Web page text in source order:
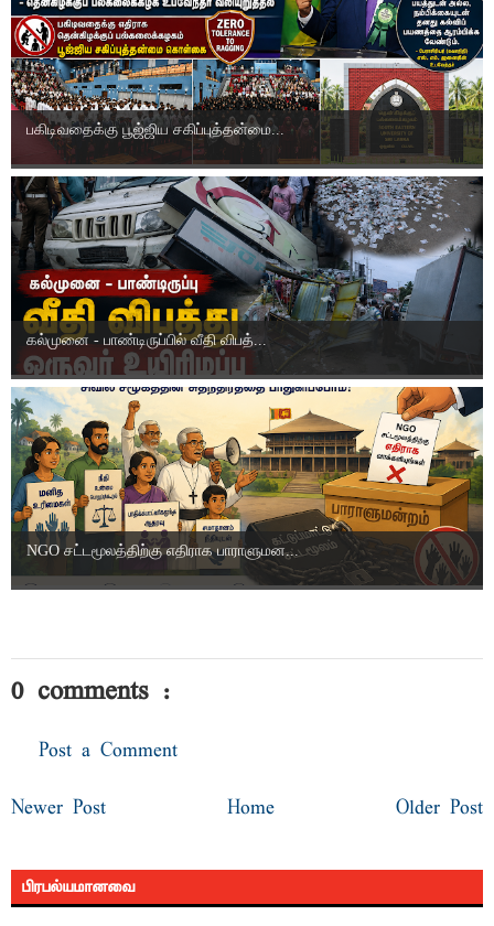
பகிடிவதைக்கு பூஜ்ஜிய சகிப்புத்தன்மை...
கல்முனை - பாண்டிருப்பில் வீதி விபத்...
NGO சட்டமூலத்திற்கு எதிராக பாராளுமன...
0 comments :
Post a Comment
Newer Post Older Post
Home
பிரபல்யமானவை